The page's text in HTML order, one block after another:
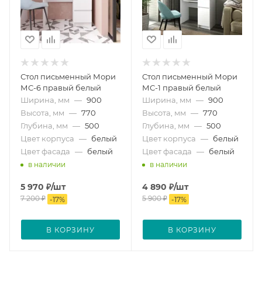
Стол письменный Мори
МС-6 правый белый
Ширина, мм — 900
Высота, мм — 770
Глубина, мм — 500
Цвет корпуса — белый
Цвет фасада — белый
в наличии
5 970 ₽/шт
7 200₽ -17%
В КОРЗИНУ
Стол письменный Мори
МС-1 правый белый
Ширина, мм — 900
Высота, мм — 770
Глубина, мм — 500
Цвет корпуса — белый
Цвет фасада — белый
в наличии
4 890 ₽/шт
5 900₽ -17%
В КОРЗИНУ